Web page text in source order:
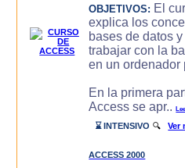
OBJETIVOS: El
explica los
bases de datos
trabajar con la
en un ordenador
En la primera
Access se apr..
⌛ INTENSIVO 🔍Ver
ACCESS 2000